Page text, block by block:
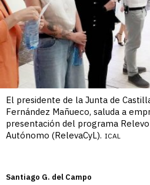
El presidente de la Junta de
Fernández Mañueco, saluda a
presentación del programa
Autónomo (RelevaCyL). ICAL
Santiago G. del Campo